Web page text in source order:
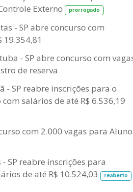
Externo
prorrogado
- SP abre concurso com
19.354,81
- SP abre concurso com
de reserva
- SP reabre inscrições para o
salários de até R$ 6.536,19
com 2.000 vagas para
- SP reabre inscrições para
de até R$ 10.524,03
reaberto